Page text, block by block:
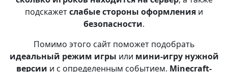
подскажетслабые стороны оформления и
безопасности.
Помимо этого сайт поможет подобрать
идеальный режим игры или мини-игру нужной
версии и с определенным событием. Minecraft-